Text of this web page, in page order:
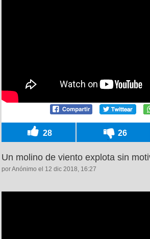
28 26
Un molino de viento explota sin
por Anónimo el 12 dic 2018, 16:27